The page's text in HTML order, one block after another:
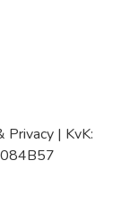
Privacy| KvK: